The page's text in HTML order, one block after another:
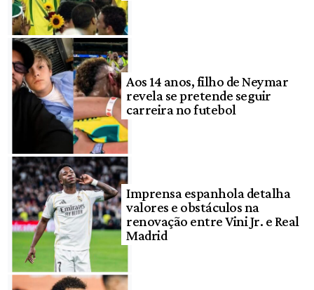
Aos 14 anos, filho de Neymar
revela se pretende seguir
carreira no futebol
Imprensa espanhola detalha
valores e obstáculos na
renovação entre Vini Jr. e Real
Madrid